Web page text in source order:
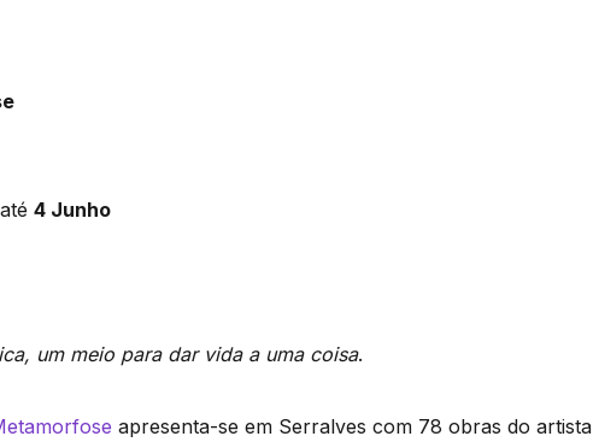
4 Junho
um meio para dar vida a uma coisa.
apresenta-se em Serralves com 78 obras do artista